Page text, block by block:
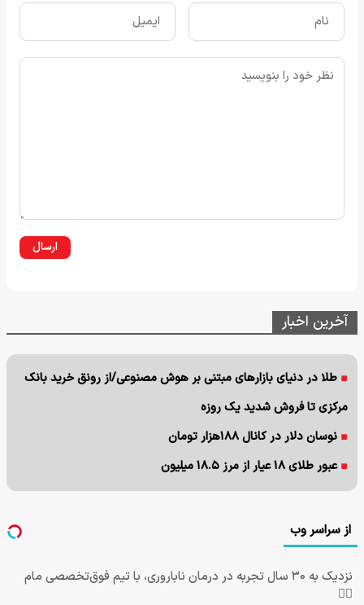
ارسال
آخرین اخبار
طلا در دنیای بازارهای مبتنی بر هوش مصنوعی/از رونق خرید بانک
مرکزی تا فروش شدید یک روزه
نوسان دلار در کانال ۱۸۸هزار تومان
عبور طلای ۱۸ عیار از مرز ۱۸.۵ میلیون
از سراسر وب
نزدیک به ۳۰ سال تجربه در درمان ناباروری، با تیم فوق‌تخصصی مام
👩‍⚕️